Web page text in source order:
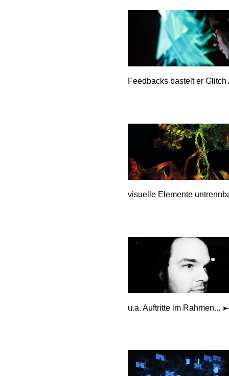
Feedbacks bastelt er Glitch
visuelle Elemente
u.a. Auftritte im Rahmen...